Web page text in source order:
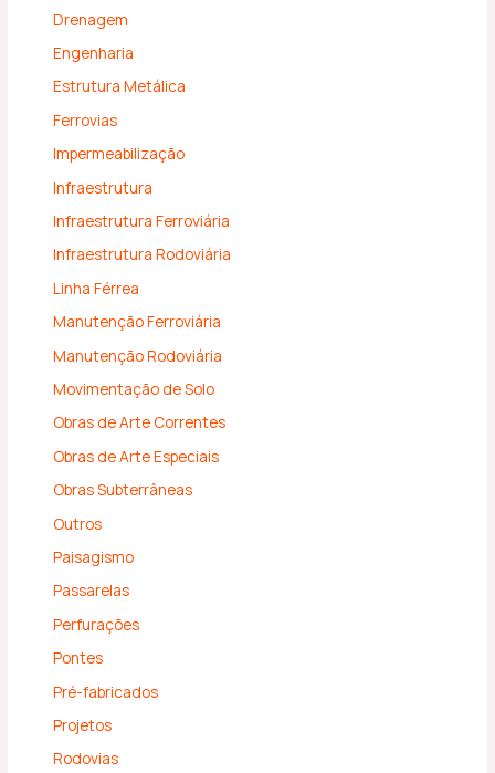
Drenagem
Engenharia
Estrutura Metálica
Ferrovias
Impermeabilização
Infraestrutura
Infraestrutura Ferroviária
Infraestrutura Rodoviária
Linha Férrea
Manutenção Ferroviária
Manutenção Rodoviária
Movimentação de Solo
Obras de Arte Correntes
Obras de Arte Especiais
Obras Subterrâneas
Outros
Paisagismo
Passarelas
Perfurações
Pontes
Pré-fabricados
Projetos
Rodovias